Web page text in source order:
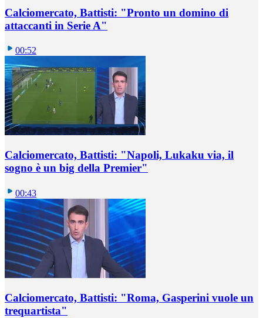
Calciomercato, Battisti: "Pronto un domino di
attaccanti in Serie A"
00:52
Calciomercato, Battisti: "Napoli, Lukaku via, il
sogno è un big della Premier"
00:43
Calciomercato, Battisti: "Roma, Gasperini vuole un
trequartista"